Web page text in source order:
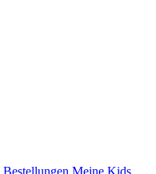
Bestellungen Meine Kids